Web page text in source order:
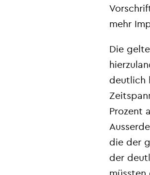
mehr
Die
deutlich
Prozent
die der
der